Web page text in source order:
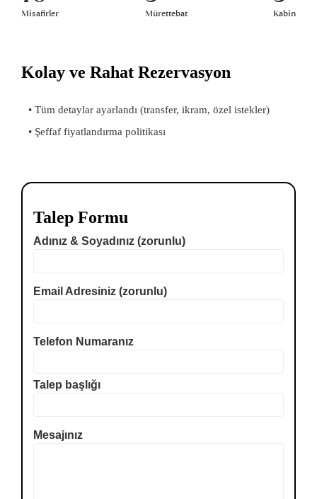
Misafirler Mürettebat Kabin
Kolay ve Rahat Rezervasyon
• Tüm detaylar ayarlandı (transfer, ikram, özel istekler)
• Şeffaf fiyatlandırma politikası
Talep Formu
Adınız & Soyadınız (zorunlu)
Email Adresiniz (zorunlu)
Telefon Numaranız
Talep başlığı
Mesajınız